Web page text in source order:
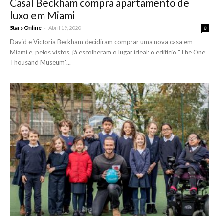
Casal Beckham compra apartamento de
luxo em Miami
Stars Online - Abril 19, 2020 0
David e Victoria Beckham decidiram comprar uma nova casa em
Miami e, pelos vistos, já escolheram o lugar ideal: o edifício "The One
Thousand Museum"...